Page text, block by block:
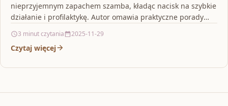
nieprzyjemnym zapachem szamba, kładąc nacisk na szybkie
działanie i profilaktykę. Autor omawia praktyczne porady
3 minut czytania 2025-11-29
Czytaj więcej